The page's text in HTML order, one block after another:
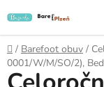
na
obsah
Domů
/ Barefoot obuv /
0001/W/M/SO/2),